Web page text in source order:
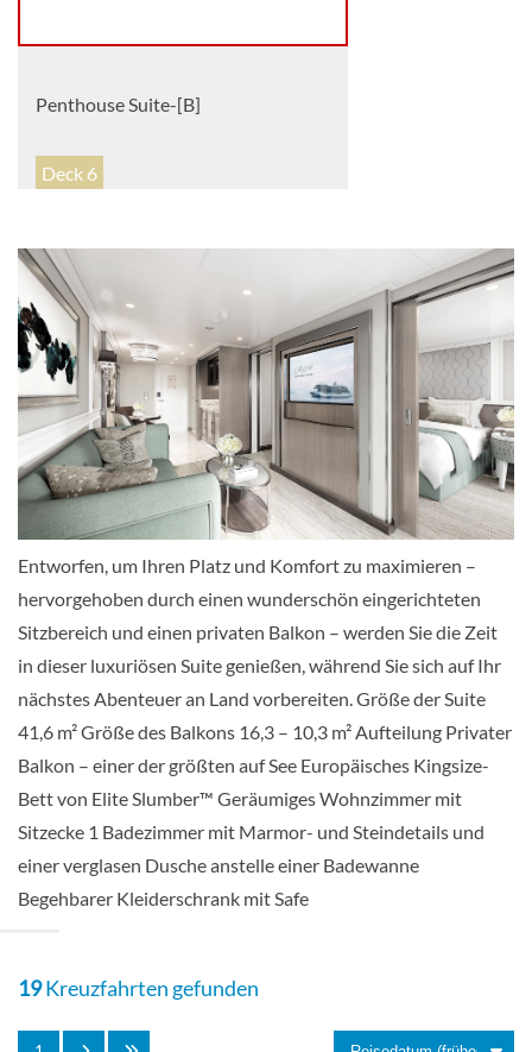
Penthouse Suite-[B]
Deck 6
Penthouse Suite-[C]
Deck 7
Suite
Concierge Suite-[D]
Concierge Suite-[E]
Entworfen, um Ihren Platz und Komfort zu maximieren –
hervorgehoben durch einen wunderschön eingerichteten
Sitzbereich und einen privaten Balkon – werden Sie die Zeit
in dieser luxuriösen Suite genießen, während Sie sich auf Ihr
nächstes Abenteuer an Land vorbereiten. Größe der Suite
41,6 m² Größe des Balkons 16,3 – 10,3 m² Aufteilung Privater
Balkon – einer der größten auf See Europäisches Kingsize-
Bett von Elite Slumber™ Geräumiges Wohnzimmer mit
Sitzecke 1 Badezimmer mit Marmor- und Steindetails und
einer verglasen Dusche anstelle einer Badewanne
Begehbarer Kleiderschrank mit Safe
19Kreuzfahrten gefunden